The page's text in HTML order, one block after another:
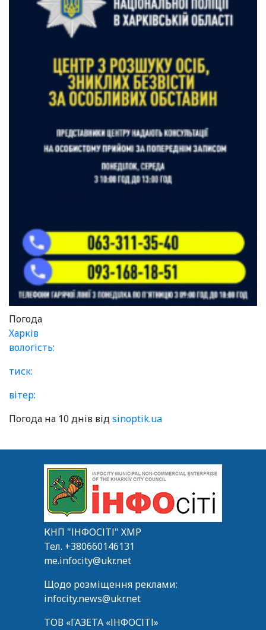
Погода
Харків
вологість:
тиск:
вітер:
Погода на 10 днів відsinoptik.ua
КНП "ІНФОСІТІ" ХМР
Тел. +380660146131
me.infocity@ukr.net
Щодо розміщення реклами:
infocity.news@ukr.net
ТОВ «ГАЗЕТА «ІНФОСІТІ»